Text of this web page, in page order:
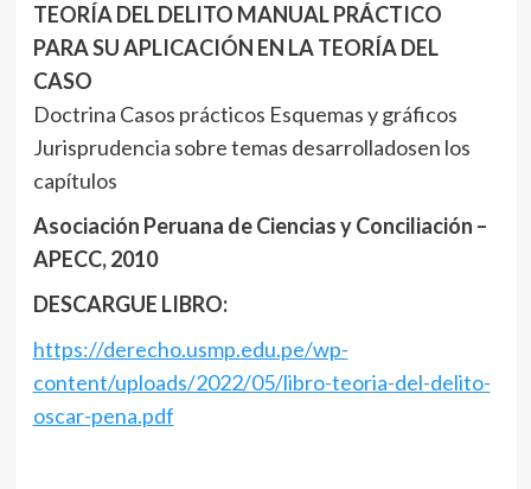
TEORÍA DEL DELITO MANUAL PRÁCTICO
PARA SU APLICACIÓN EN LA TEORÍA DEL
CASO
Doctrina Casos prácticos Esquemas y gráficos
Jurisprudencia sobre temas desarrolladosen los
capítulos
Asociación Peruana de Ciencias y Conciliación –
APECC, 2010
DESCARGUE LIBRO:
https://derecho.usmp.edu.pe/wp-
content/uploads/2022/05/libro-teoria-del-delito-
oscar-pena.pdf